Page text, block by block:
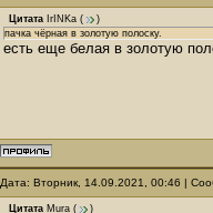
Цитата IrINKa (
)
пачка чёрная в золотую полоску.
есть еще белая в золотую
Дата: Вторник, 14.09.2021, 00:46 |
Цитата Mura ( )